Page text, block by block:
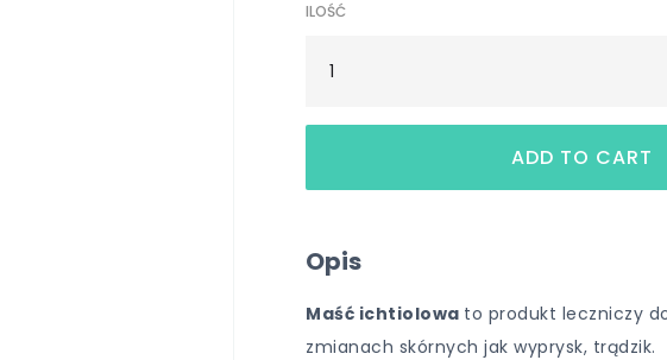
ILOŚĆ
Opis
Maść ichtiolowa to produkt leczniczy
zmianach skórnych jak wyprysk, trądzik.